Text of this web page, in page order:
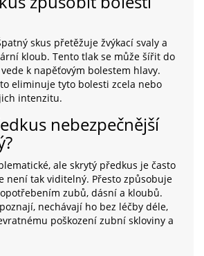
skus přetěžuje žvýkací svaly a
kloub. Tento tlak se může šířit do
k napěťovým bolestem hlavy.
eliminuje tyto bolesti zcela nebo
intenzitu.
nebezpečnější
ale skrytý předkus je často
není tak viditelný. Přesto způsobuje
zubů, dásní a kloubů.
nechávají ho bez léčby déle,
poškození zubní skloviny a